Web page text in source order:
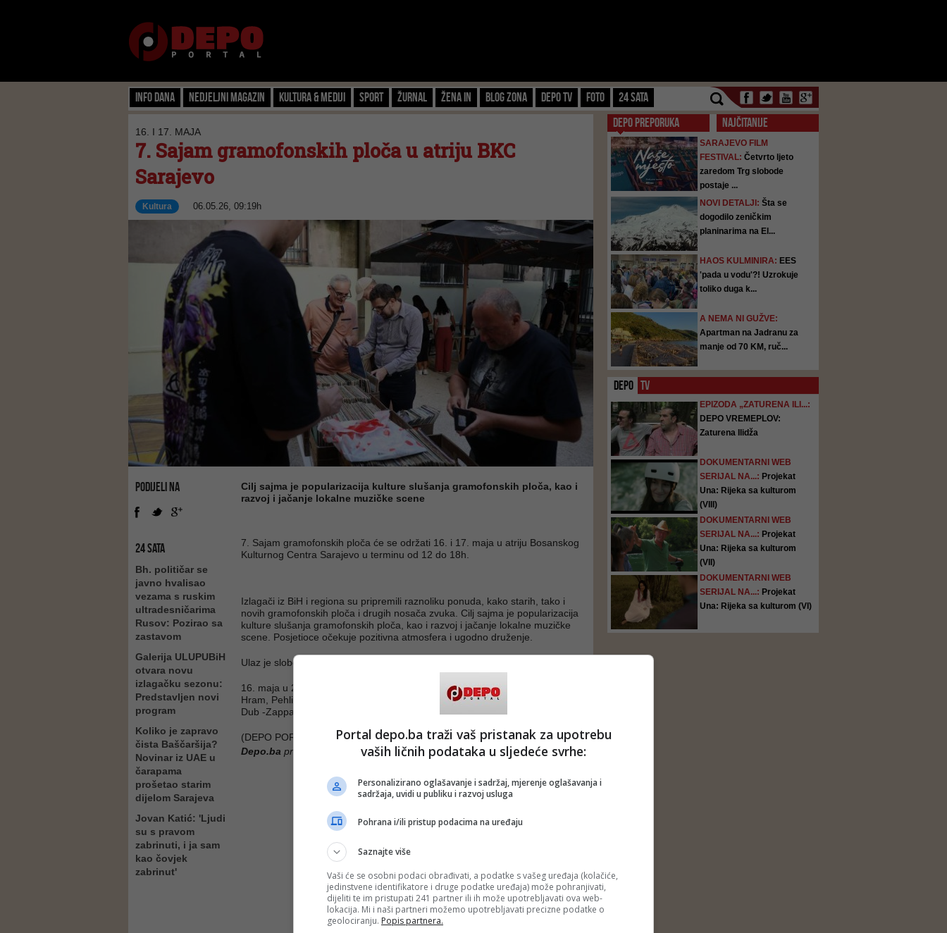
Info dana Nedjeljni magazin Kultura & Mediji Sport Žurnal Žena IN Blog zona Depo TV FOTO 24 SATA
16. I 17. MAJA
7. Sajam gramofonskih ploča u atriju BKC
Sarajevo
Kultura 06.05.26, 09:19h
PODIJELI NA
24 SATA
Bh. političar se
javno hvalisao
vezama s ruskim
ultradesničarima
Rusov: Pozirao sa
zastavom
Galerija ULUPUBiH
otvara novu
izlagačku sezonu:
Predstavljen novi
program
Koliko je zapravo
čista Baščaršija?
Novinar iz UAE u
čarapama
prošetao starim
dijelom Sarajeva
Jovan Katić: 'Ljudi
su s pravom
zabrinuti, i ja sam
kao čovjek
zabrinut'
Cilj sajma je popularizacija kulture slušanja gramofonskih ploča, kao i
razvoj i jačanje lokalne muzičke scene
7. Sajam gramofonskih ploča će se održati 16. i 17. maja u atriju Bosanskog
Kulturnog Centra Sarajevo u terminu od 12 do 18h.
Izlagači iz BiH i regiona su pripremili raznoliku ponuda, kako starih, tako i
novih gramofonskih ploča i drugih nosača zvuka. Cilj sajma je popularizacija
kulture slušanja gramofonskih ploča, kao i razvoj i jačanje lokalne muzičke
scene. Posjetioce očekuje pozitivna atmosfera i ugodno druženje.
Ulaz je slobodan.
16. maja u 21.00h će se održati tradicionalni vinyl party u listening baru
Hram, Pehlivanuša 5, a za dobro raspoloženje će biti zaduženi Late Echo &
Dub -Zappah, uz dub/reggae tonove sa gramofonskih ploča.
(DEPO PORTAL/au)
Depo.ba pratite putem društvenih mreža TwitteriFacebook
DEPO PREPORUKA NAJČITANIJE
SARAJEVO FILM
FESTIVAL: Četvrto ljeto
zaredom Trg slobode
postaje ...
NOVI DETALJI: Šta se
dogodilo zeničkim
planinarima na El...
HAOS KULMINIRA: EES
'pada u vodu'?! Uzrokuje
toliko duga k...
A NEMA NI GUŽVE:
Apartman na Jadranu za
manje od 70 KM, ruč...
DEPO TV
EPIZODA „ZATURENA ILI...:
DEPO VREMEPLOV:
Zaturena Ilidža
DOKUMENTARNI WEB
SERIJAL NA...: Projekat
Una: Rijeka sa kulturom
(VIII)
DOKUMENTARNI WEB
SERIJAL NA...: Projekat
Una: Rijeka sa kulturom
(VII)
DOKUMENTARNI WEB
SERIJAL NA...: Projekat
Una: Rijeka sa kulturom (VI)
Portal depo.ba traži vaš pristanak za upotrebu
vaših ličnih podataka u sljedeće svrhe:
Personalizirano oglašavanje i sadržaj, mjerenje oglašavanja i
sadržaja, uvidi u publiku i razvoj usluga
Pohrana i/ili pristup podacima na uređaju
Saznajte više
Vaši će se osobni podaci obrađivati, a podatke s vašeg uređaja (kolačiće,
jedinstvene identifikatore i druge podatke uređaja) može pohranjivati,
dijeliti te im pristupati 241 partner ili ih može upotrebljavati ova web-
lokacija. Mi i naši partneri možemo upotrebljavati precizne podatke o
geolociranju. Popis partnera.